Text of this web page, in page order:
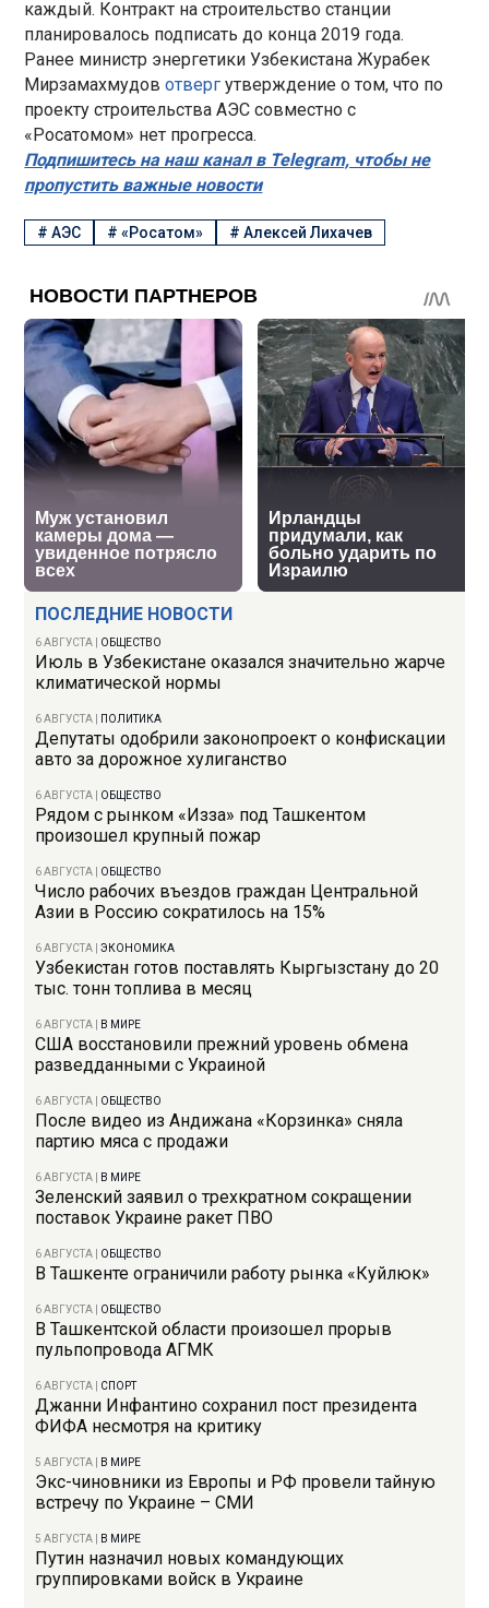
ПОСЛЕДНИЕ НОВОСТИ
6 АВГУСТА ОБЩЕСТВО
Июль в Узбекистане оказался значительно жарче
климатической нормы
6 АВГУСТА ПОЛИТИКА
Депутаты одобрили законопроект о конфискации
авто за дорожное хулиганство
6 АВГУСТА ОБЩЕСТВО
Рядом с рынком «Изза» под Ташкентом
произошел крупный пожар
6 АВГУСТА ОБЩЕСТВО
Число рабочих въездов граждан Центральной
Азии в Россию сократилось на 15%
6 АВГУСТА |ЭКОНОМИКА
Узбекистан готов поставлять Кыргызстану до 20
тыс. тонн топлива в месяц
6 АВГУСТА В МИРЕ
США восстановили прежний уровень обмена
разведданными с Украиной
6 АВГУСТА ОБЩЕСТВО
После видео из Андижана «Корзинка» сняла
партию мяса с продажи
6 АВГУСТА В МИРЕ
Зеленский заявил о трехкратном сокращении
поставок Украине ракет ПВО
6 АВГУСТА ОБЩЕСТВО
В Ташкенте ограничили работу рынка «Куйлюк»
6 АВГУСТА ОБЩЕСТВО
В Ташкентской области произошел прорыв
пульпопровода АГМК
6 АВГУСТА СПОРТ
Джанни Инфантино сохранил пост президента
ФИФА несмотря на критику
5 АВГУСТА В МИРЕ
Экс-чиновники из Европы и РФ провели тайную
встречу по Украине – СМИ
5 АВГУСТА В МИРЕ
Путин назначил новых командующих
группировками войск в Украине
каждый. Контракт на строительство станции
планировалось подписать до конца 2019 года.
Ранее министр энергетики Узбекистана Журабек
Мирзамахмудовотверг утверждение о том, что по
проекту строительства АЭС совместно с
«Росатомом» нет прогресса.
Подпишитесь на наш канал в Telegram, чтобы не
пропустить важные новости
#АЭС #«Росатом» # Алексей Лихачев